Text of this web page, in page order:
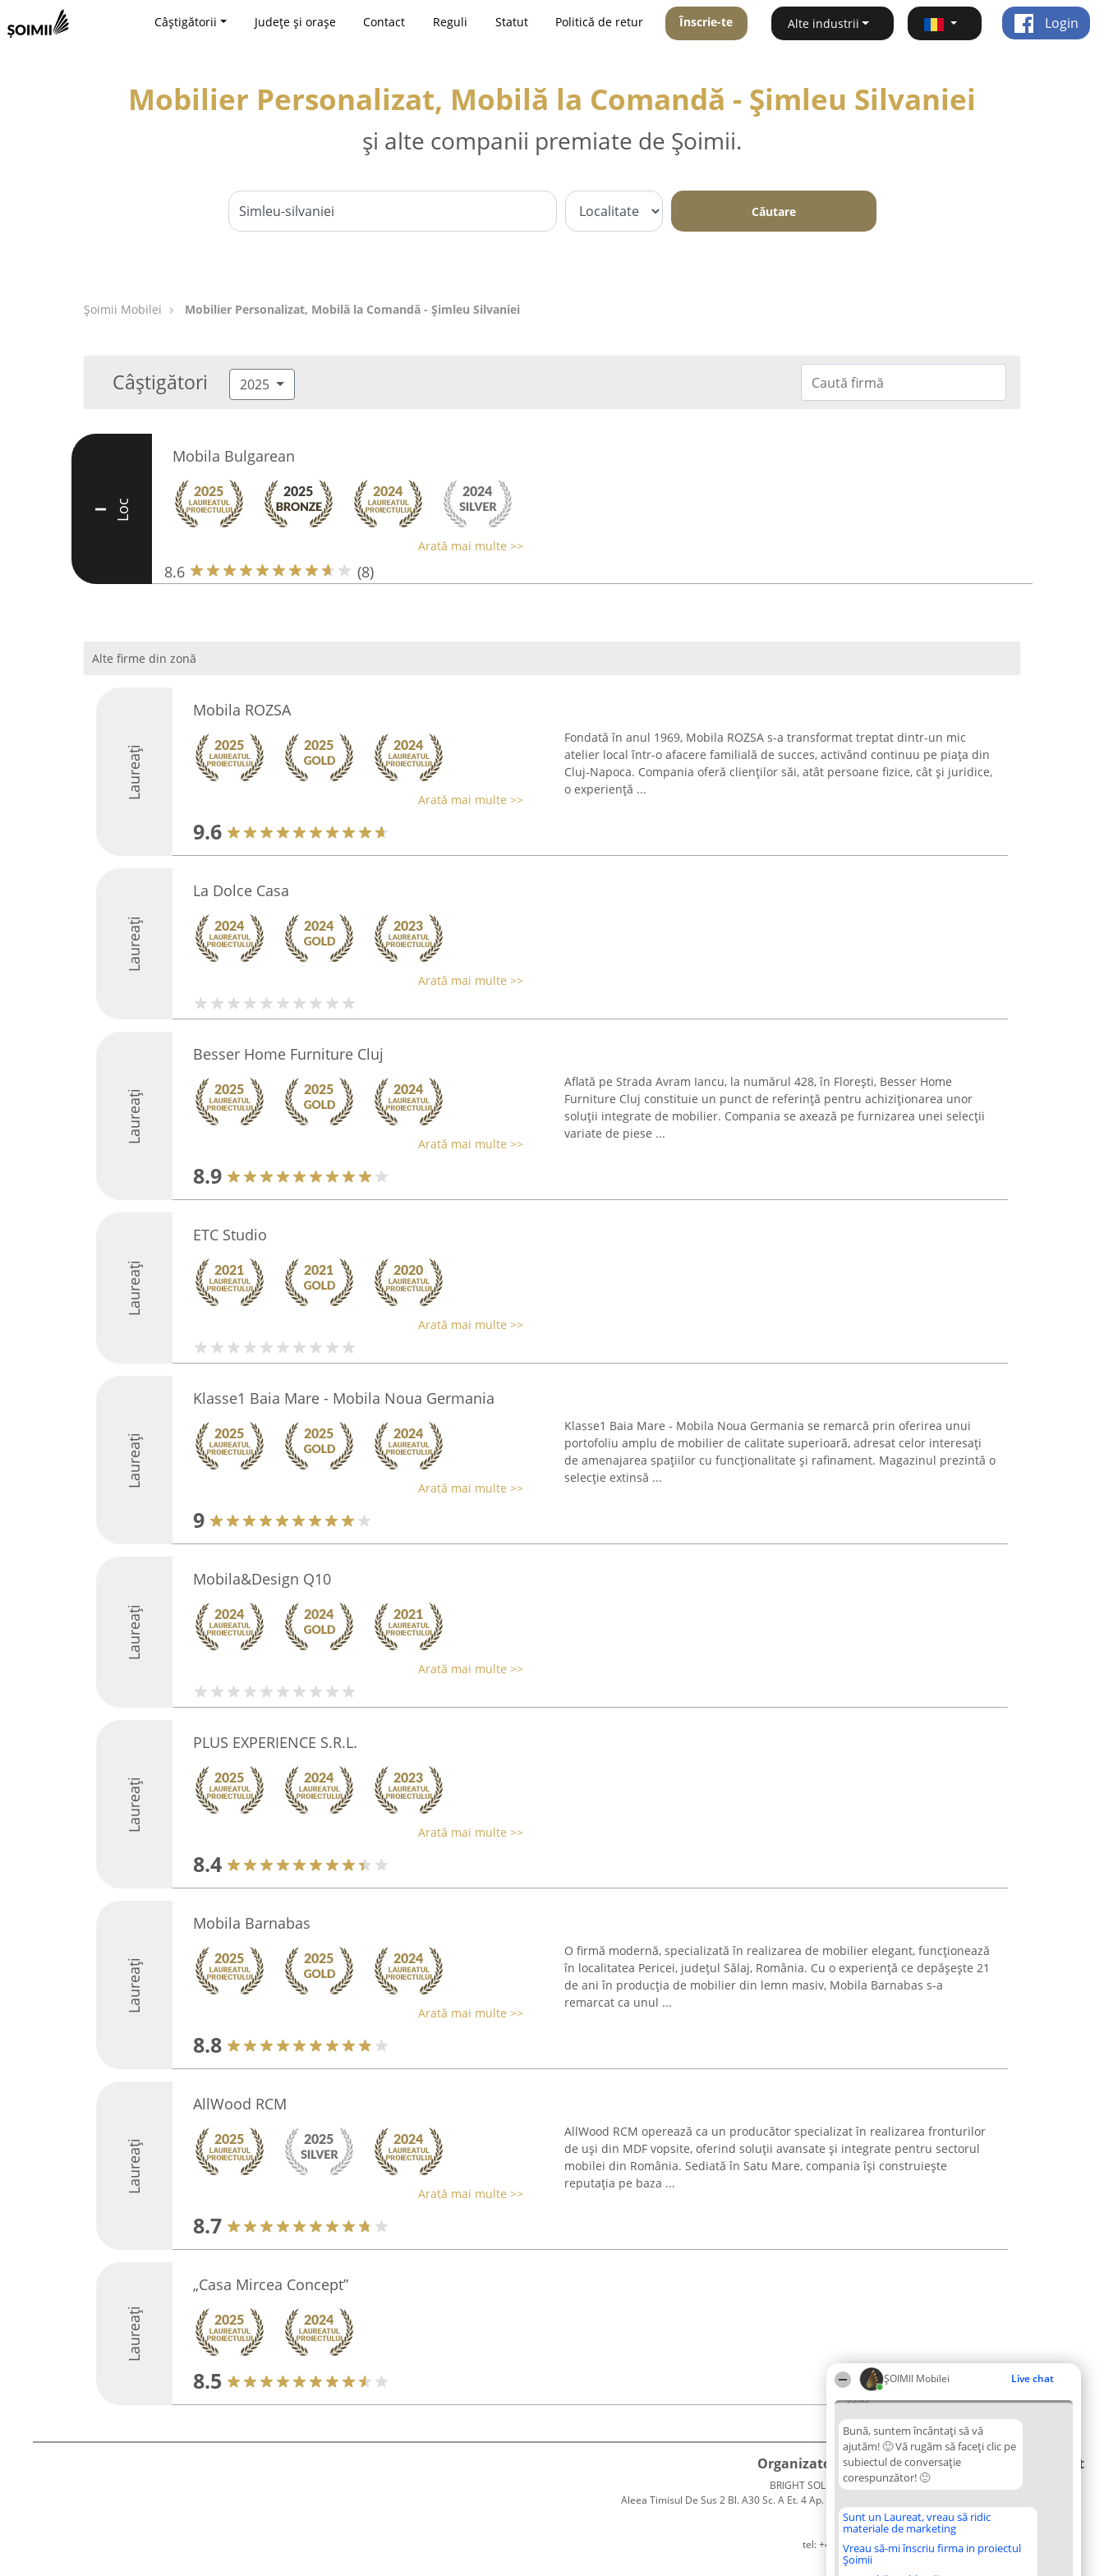
ȘOIMII Mobilei Live chat
05:45
Bună, suntem încântați să vă
ajutăm! 🙂 Vă rugăm să faceți clic pe
subiectul de conversație
corespunzător! 🙂
Sunt un Laureat, vreau să ridic
materiale de marketing
Vreau să-mi înscriu firma in proiectul
Șoimii
Câștigătorii Județe și orașe Contact Reguli Statut Politică de retur Înscrie-te Alte industrii Login
Mobilier Personalizat, Mobilă la Comandă - Şimleu Silvaniei
și alte companii premiate de Șoimii.
Căutare
Șoimii Mobilei Mobilier Personalizat, Mobilă la Comandă - Şimleu Silvaniei
Câștigători 2025
I Loc
Mobila Bulgarean
Arată mai multe >>
8.6 (8)
Alte firme din zonă
Laureați
Mobila ROZSA
Arată mai multe >>
9.6
Fondată în anul 1969, Mobila ROZSA s-a transformat treptat dintr-un mic
atelier local într-o afacere familială de succes, activând continuu pe piața din
Cluj-Napoca. Compania oferă clienților săi, atât persoane fizice, cât și juridice,
o experiență ...
Laureați
La Dolce Casa
Arată mai multe >>
Laureați
Besser Home Furniture Cluj
Arată mai multe >>
8.9
Aflată pe Strada Avram Iancu, la numărul 428, în Florești, Besser Home
Furniture Cluj constituie un punct de referință pentru achiziționarea unor
soluții integrate de mobilier. Compania se axează pe furnizarea unei selecții
variate de piese ...
Laureați
ETC Studio
Arată mai multe >>
Laureați
Klasse1 Baia Mare - Mobila Noua Germania
Arată mai multe >>
9
Klasse1 Baia Mare - Mobila Noua Germania se remarcă prin oferirea unui
portofoliu amplu de mobilier de calitate superioară, adresat celor interesați
de amenajarea spațiilor cu funcționalitate și rafinament. Magazinul prezintă o
selecție extinsă ...
Laureați
Mobila&Design Q10
Arată mai multe >>
Laureați
PLUS EXPERIENCE S.R.L.
Arată mai multe >>
8.4
Laureați
Mobila Barnabas
Arată mai multe >>
8.8
O firmă modernă, specializată în realizarea de mobilier elegant, funcționează
în localitatea Pericei, județul Sălaj, România. Cu o experiență ce depășește 21
de ani în producția de mobilier din lemn masiv, Mobila Barnabas s-a
remarcat ca unul ...
Laureați
AllWood RCM
Arată mai multe >>
8.7
AllWood RCM operează ca un producător specializat în realizarea fronturilor
de uși din MDF vopsite, oferind soluții avansate și integrate pentru sectorul
mobilei din România. Sediată în Satu Mare, compania își construiește
reputația pe baza ...
Laureați
„Casa Mircea Concept”
8.5
Organizator Ranking
BRIGHT SOLUTIONS BR SRL
Aleea Timisul De Sus 2 Bl. A30 Sc. A Et. 4 Ap. 13 Cod 061952
București
CUI 36737675
tel: +40 770 990 492
Plebiscyt
Tuturor
Laureaților
Reguli
Contact